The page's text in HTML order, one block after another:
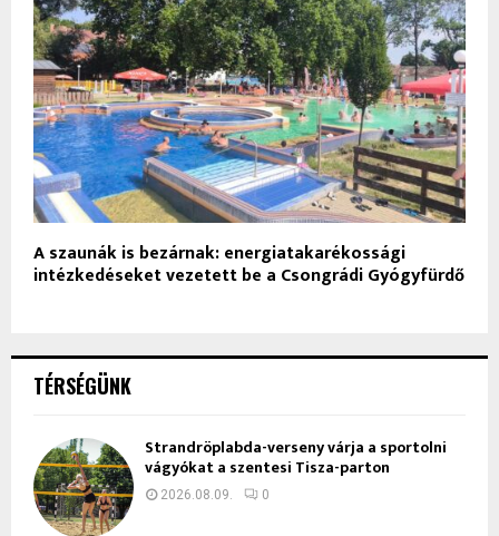
A szaunák is bezárnak: energiatakarékossági
intézkedéseket vezetett be a Csongrádi Gyógyfürdő
TÉRSÉGÜNK
Strandröplabda-verseny várja a sportolni
vágyókat a szentesi Tisza-parton
2026.08.09. 0